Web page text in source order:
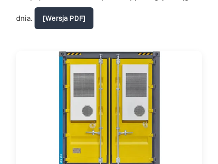
dnia. [Wersja PDF]